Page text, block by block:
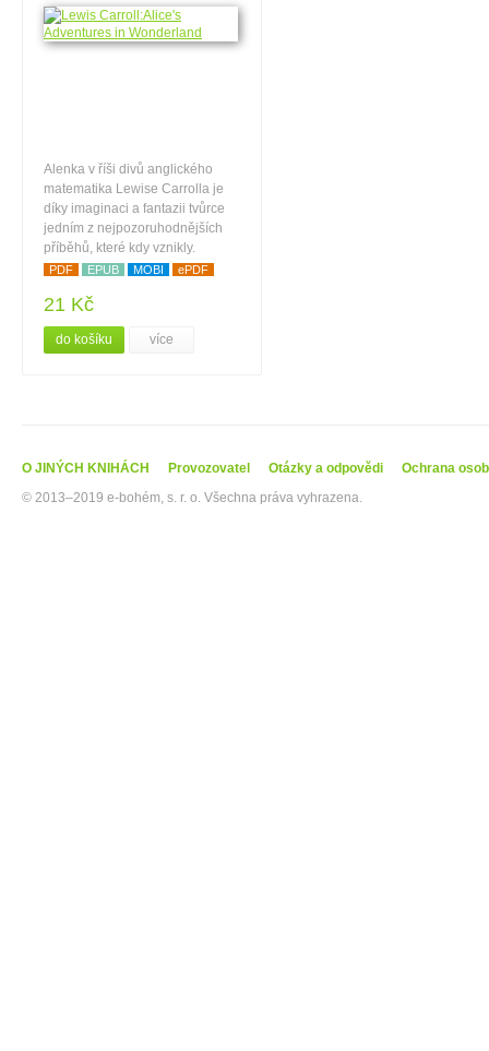
Alenka v říši divů anglického
matematika Lewise Carrolla je
díky imaginaci a fantazii tvůrce
jedním z nejpozoruhodnějších
příběhů, které kdy vznikly.
PDF EPUB MOBI ePDF
21 Kč
do košíku více
O JINÝCH KNIHÁCH Provozovatel Otázky a odpovědi
Ochrana
© 2013–2019 e-bohém, s. r. o. Všechna práva vyhrazena.